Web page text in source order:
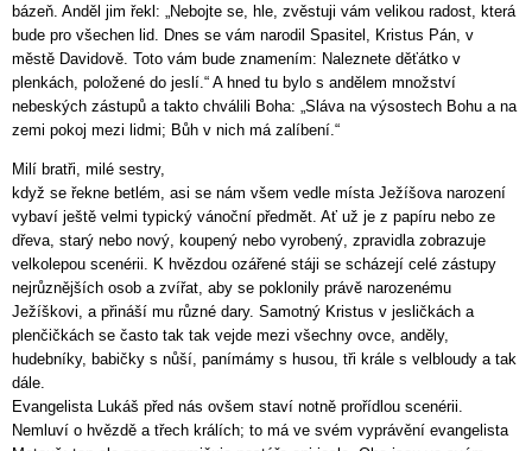
bázeň. Anděl jim řekl: „Nebojte se, hle, zvěstuji vám velikou radost, která
bude pro všechen lid. Dnes se vám narodil Spasitel, Kristus Pán, v
městě Davidově. Toto vám bude znamením: Naleznete děťátko v
plenkách, položené do jeslí.“ A hned tu bylo s andělem množství
nebeských zástupů a takto chválili Boha: „Sláva na výsostech Bohu a na
zemi pokoj mezi lidmi; Bůh v nich má zalíbení.“
Milí bratři, milé sestry,
když se řekne betlém, asi se nám všem vedle místa Ježíšova narození
vybaví ještě velmi typický vánoční předmět. Ať už je z papíru nebo ze
dřeva, starý nebo nový, koupený nebo vyrobený, zpravidla zobrazuje
velkolepou scenérii. K hvězdou ozářené stáji se scházejí celé zástupy
nejrůznějších osob a zvířat, aby se poklonily právě narozenému
Ježíškovi, a přináší mu různé dary. Samotný Kristus v jesličkách a
plenčičkách se často tak tak vejde mezi všechny ovce, anděly,
hudebníky, babičky s nůší, panímámy s husou, tři krále s velbloudy a tak
dále.
Evangelista Lukáš před nás ovšem staví notně prořídlou scenérii.
Nemluví o hvězdě a třech králích; to má ve svém vyprávění evangelista